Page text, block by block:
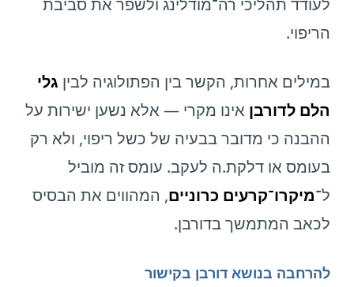
לעודד תהליכי רה־מודלינג ולשפר את סביבת
הריפוי.
במילים אחרות, הקשר בין הפתולוגיה לבין גלי
הלם לדורבן אינו מקרי — אלא נשען ישירות על
ההבנה כי מדובר בבעיה של כשל ריפוי, ולא רק
בעומס או דלקת.ה לעקב. עומס זה מוביל
ל־מיקרו־קרעים כרוניים, המהווים את הבסיס
לכאב המתמשך בדורבן.
להרחבה בנושא דורבן בקישור